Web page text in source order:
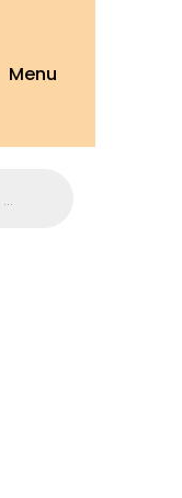
Menu